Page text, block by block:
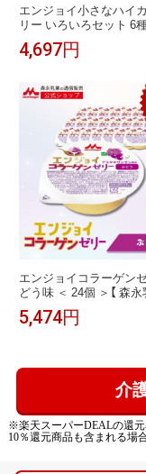
エンジョイ小さなハイ
リー いろいろセット 6
永乳業 公式ショップ】
イカロリー ゼリー 24個
ー おかず ゼリー状 ゼリ
カロリーゼリー たんぱ
BCAA アミノ酸 りんご
ん バナナ いちご ヨー
4,697円
エンジョイコラーゲン
どう味 ＜ 24個 ＞【 森
ショップ】 介護食 ゼリー
い カップ ハイカロリー
能食品 ぶどう
5,474円
介
※楽天スーパーDEALの還元
10％還元商品も含まれる場